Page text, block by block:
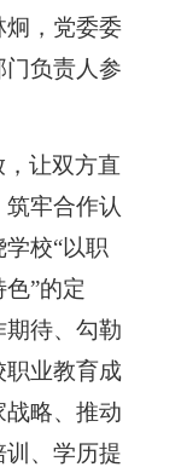
炯 ， 党委委
门负责人参
让双方直
牢合作认
学校“以职
”的定
待、勾勒
职业教育成
略、推动
、学历提